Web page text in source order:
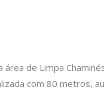
de Limpa
com 80 metros,